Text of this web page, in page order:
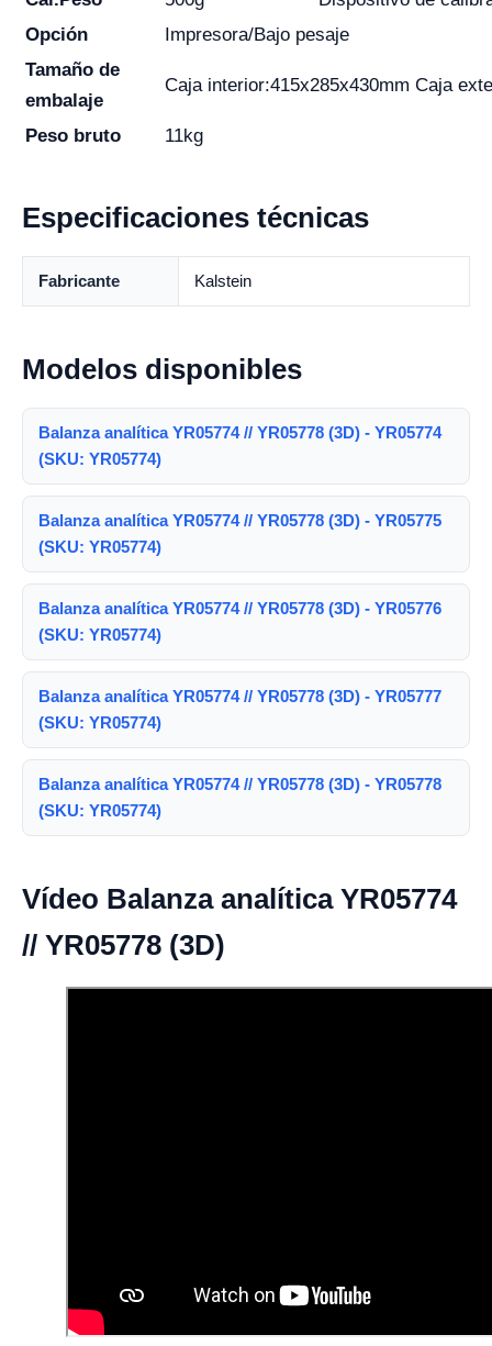
Opción
Impresora/Bajo pesaje
Tamaño de
embalaje
Caja interior:415x285x430mm Caja
Peso bruto 11kg
Especificaciones técnicas
Fabricante Kalstein
Modelos disponibles
Balanza analítica YR05774 // YR05778 (3D) - YR05774
(SKU: YR05774)
Balanza analítica YR05774 // YR05778 (3D) - YR05775
(SKU: YR05774)
Balanza analítica YR05774 // YR05778 (3D) - YR05776
(SKU: YR05774)
Balanza analítica YR05774 // YR05778 (3D) - YR05777
(SKU: YR05774)
Balanza analítica YR05774 // YR05778 (3D) - YR05778
(SKU: YR05774)
Vídeo Balanza analítica YR05774
// YR05778 (3D)